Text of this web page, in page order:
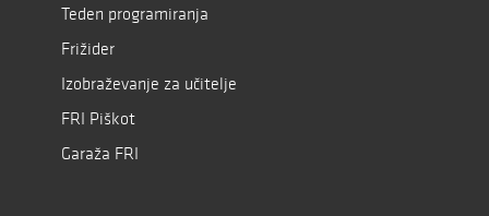
Teden programiranja
Frižider
Izobraževanje za učitelje
FRI Piškot
Garaža FRI